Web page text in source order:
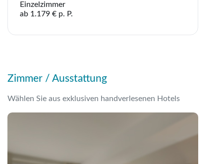
Einzelzimmer
ab 1.179 € p. P.
Zimmer / Ausstattung
Wählen Sie aus exklusiven handverlesenen Hotels
WhatsApp